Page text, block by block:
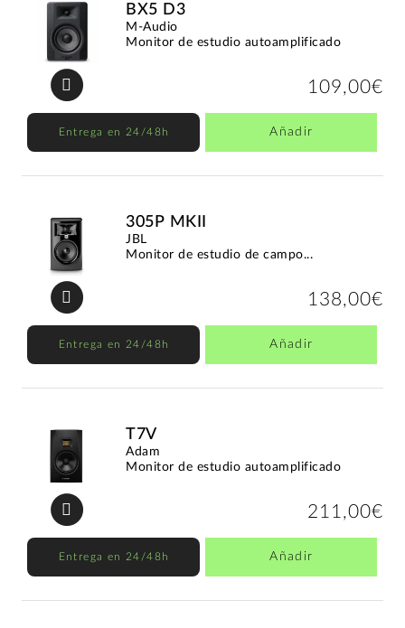
BX5 D3
M-Audio
Monitor de estudio autoamplificado
109,00€
Entrega en 24/48h Añadir
305P MKII
JBL
Monitor de estudio de campo...
138,00€
Entrega en 24/48h Añadir
T7V
Adam
Monitor de estudio autoamplificado
211,00€
Entrega en 24/48h Añadir